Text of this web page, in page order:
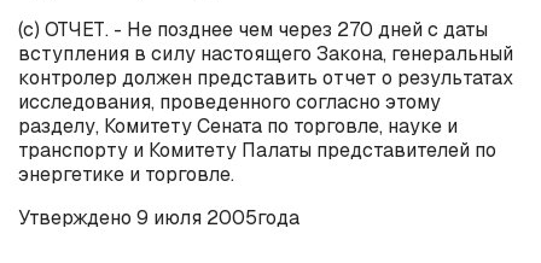
(c) ОТЧЕТ. - Не позднее чем через 270 дней с даты
вступления в силу настоящего Закона, генеральный
контролер должен представить отчет о результатах
исследования, проведенного согласно этому
разделу, Комитету Сената по торговле, науке и
транспорту и Комитету Палаты представителей по
энергетике и торговле.
Утверждено 9 июля 2005года